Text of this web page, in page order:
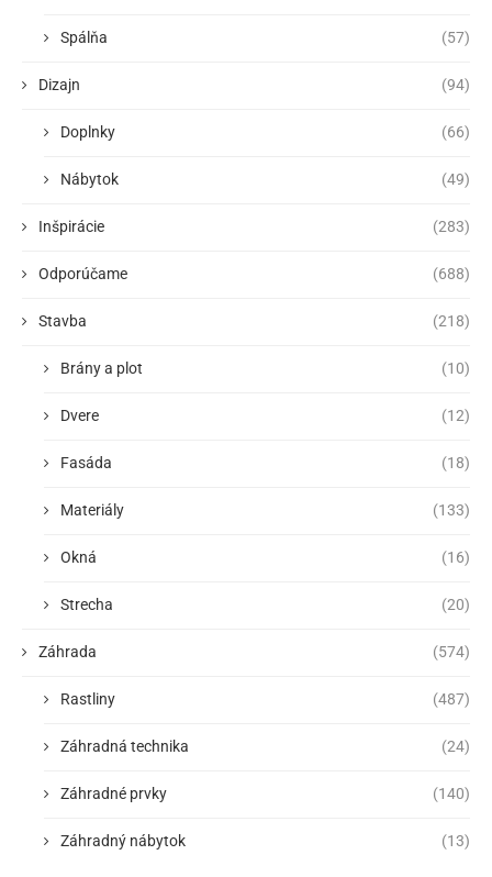
Spálňa (57)
Dizajn (94)
Doplnky (66)
Nábytok (49)
Inšpirácie (283)
Odporúčame (688)
Stavba (218)
Brány a plot (10)
Dvere (12)
Fasáda (18)
Materiály (133)
Okná (16)
Strecha (20)
Záhrada (574)
Rastliny (487)
Záhradná technika (24)
Záhradné prvky (140)
Záhradný nábytok (13)